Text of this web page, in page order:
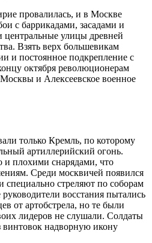
провалилась, и в Москве
с баррикадами, засадами и
улицы древней
Взять верх большевикам
и постоянное подкрепление с
октября революционерам
Москвы и Алексеевское военное
только Кремль, по которому
артиллерийский огонь.
и плохими снарядами, что
Среди москвичей появился
специально стреляют по соборам
восстания пытались
от артобстрела, но те были
лидеров не слушали. Солдаты
винтовок надворную икону